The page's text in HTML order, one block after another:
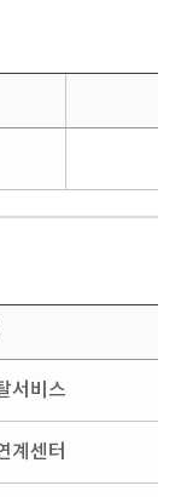
서비스
계센터